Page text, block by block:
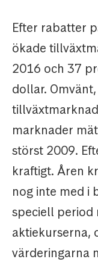
Efter rabatter
ökade
2016 och 37
dollar.
marknader
störst 2009.
kraftigt. Åren
nog inte med i
speciell period
aktiekurserna,
värderingarna